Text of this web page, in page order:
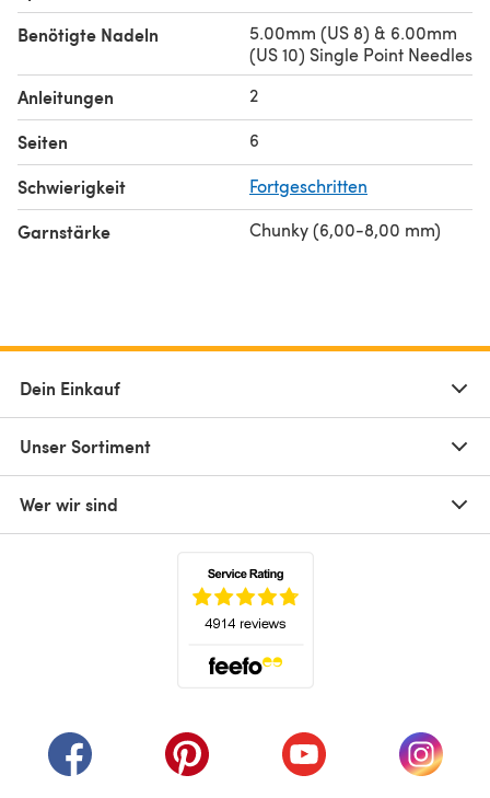
Benötigte Nadeln
5.00mm (US 8) & 6.00mm
(US 10) Single Point Needles
Anleitungen 2
Seiten 6
Schwierigkeit Fortgeschritten
Garnstärke Chunky (6,00-8,00 mm)
Dein Einkauf
Unser Sortiment
Wer wir sind
(öffnet sich in einem neuen Tab)
(öffnet sich in einem neuen Tab)
(öffnet sich in einem
(öffnet